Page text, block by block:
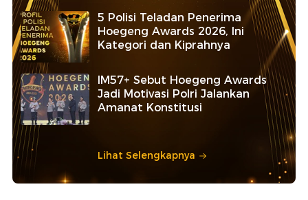
5 Polisi Teladan Penerima
Hoegeng Awards 2026, Ini
Kategori dan Kiprahnya
IM57+ Sebut Hoegeng Awards
Jadi Motivasi Polri Jalankan
Amanat Konstitusi
Lihat Selengkapnya